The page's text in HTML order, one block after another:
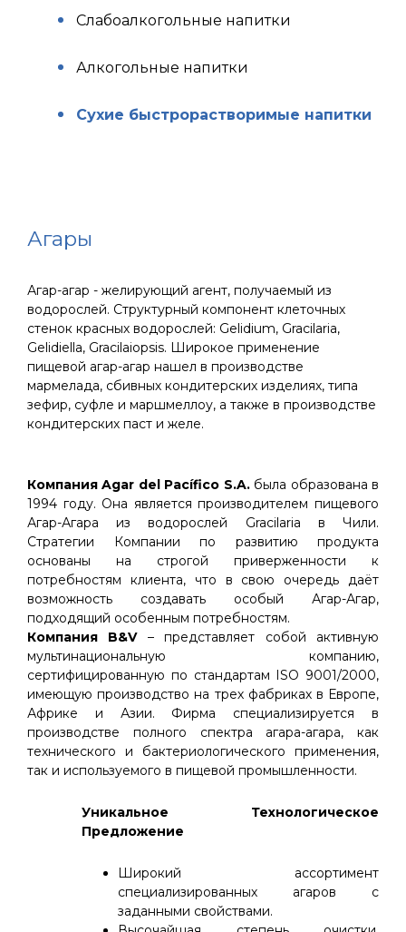
Слабоалкогольные напитки
Алкогольные напитки
Сухие быстрорастворимые напитки
Агары
Агар-агар - желирующий агент, получаемый из
водорослей. Структурный компонент клеточных
стенок красных водорослей: Gelidium, Gracilaria,
Gelidiella, Gracilaiopsis. Широкое применение
пищевой агар-агар нашел в производстве
мармелада, сбивных кондитерских изделиях, типа
зефир, суфле и маршмеллоу, а также в производстве
кондитерских паст и желе.
Компания Agar del Pacífico S.A.была образована в
1994 году. Она является производителем пищевого
Агар-Агара из водорослей Gracilaria в Чили.
Стратегии Компании по развитию продукта
основаны на строгой приверженности к
потребностям клиента, что в свою очередь даёт
возможность создавать особый Агар-Агар,
подходящий особенным потребностям.
Компания B&V– представляет собой активную
мультинациональную компанию,
сертифицированную по стандартам ISO 9001/2000,
имеющую производство на трех фабриках в Европе,
Африке и Азии. Фирма специализируется в
производстве полного спектра агара-агара, как
технического и бактериологического применения,
так и используемого в пищевой промышленности.
Уникальное Технологическое
Предложение
Широкий ассортимент
специализированных агаров с
заданными свойствами.